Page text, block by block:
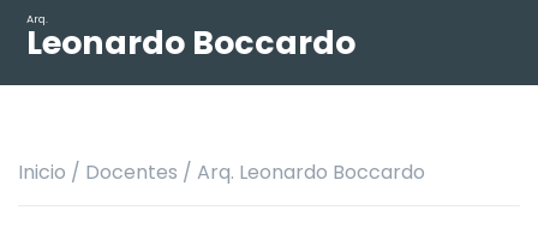
Arq.
Leonardo Boccardo
Inicio / Docentes / Arq. Leonardo Boccardo